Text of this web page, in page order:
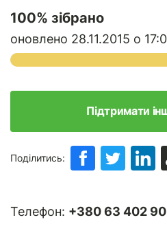
100% зібрано
оновлено 28.11.2015 о
Підтримати
Поділитись:
Телефон: +380 63 402